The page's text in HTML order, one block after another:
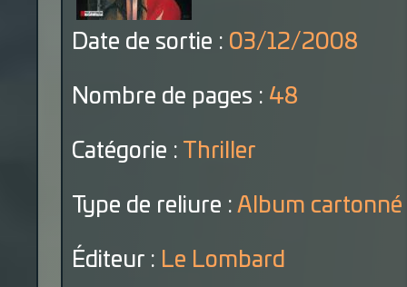
Date de sortie : 03/12/2008
Nombre de pages : 48
Catégorie : Thriller
Type de reliure : Album cartonné
Éditeur : Le Lombard